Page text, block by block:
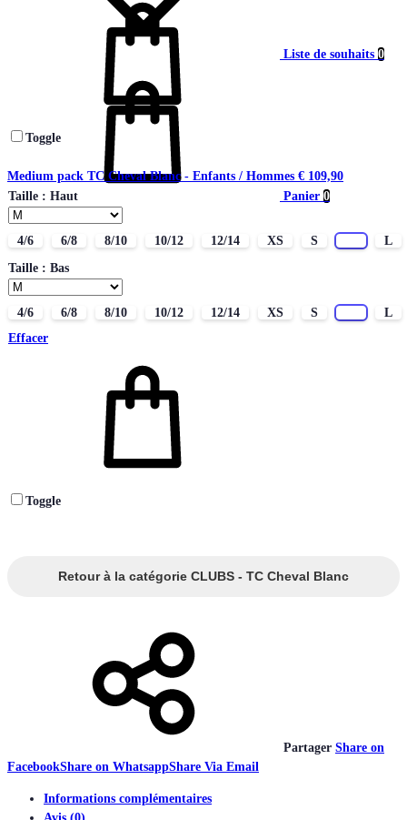
Liste de souhaits 0
Panier 0
Toggle
Medium pack TC Cheval Blanc - Enfants / Hommes € 109,90
Taille : Haut
4/6 6/8 8/10 10/12 12/14 XS S
L
Taille : Bas
4/6 6/8 8/10 10/12 12/14 XS S
L
Effacer
Toggle
Retour à la catégorie CLUBS - TC Cheval Blanc
Partager Share on
FacebookShare on WhatsappShare Via Email
Informations complémentaires